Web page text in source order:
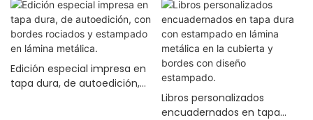
Edición especial impresa en
tapa dura, de autoedición,
Libros personalizados
encuadernados en tapa